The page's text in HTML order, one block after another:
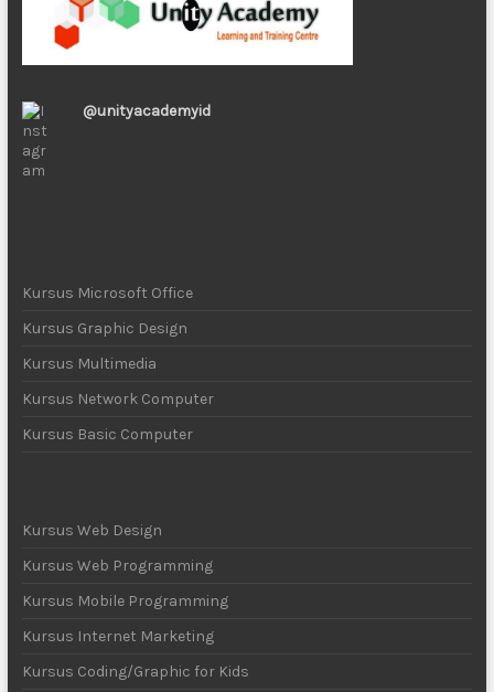
@unityacademyid
Kursus Microsoft Office
Kursus Graphic Design
Kursus Multimedia
Kursus Network Computer
Kursus Basic Computer
Kursus Web Design
Kursus Web Programming
Kursus Mobile Programming
Kursus Internet Marketing
Kursus Coding/Graphic for Kids